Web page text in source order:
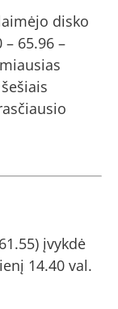
disko
65.96 –
įvykdė
14.40 val.